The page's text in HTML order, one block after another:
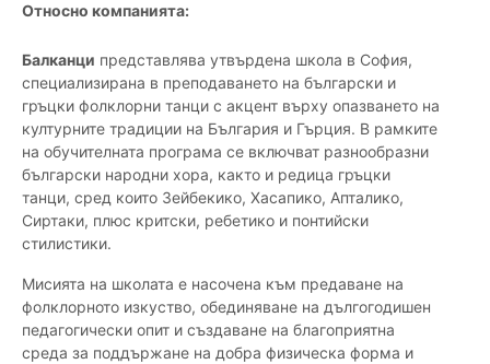
Относно компанията:
Балканци представлява утвърдена школа в София,
специализирана в преподаването на български и
гръцки фолклорни танци с акцент върху опазването на
културните традиции на България и Гърция. В рамките
на обучителната програма се включват разнообразни
български народни хора, както и редица гръцки
танци, сред които Зейбекико, Хасапико, Апталико,
Сиртаки, плюс критски, ребетико и понтийски
стилистики.
Мисията на школата е насочена към предаване на
фолклорното изкуство, обединяване на дългогодишен
педагогически опит и създаване на благоприятна
среда за поддържане на добра физическа форма и